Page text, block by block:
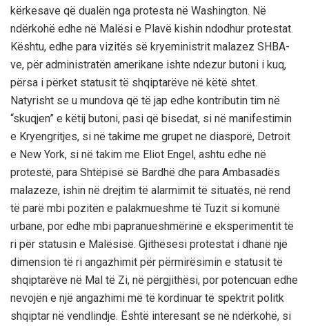
kërkesave që dualën nga protesta në Washington. Në
ndërkohë edhe në Malësi e Plavë kishin ndodhur protestat.
Kështu, edhe para vizitës së kryeministrit malazez SHBA-
ve, për administratën amerikane ishte ndezur butoni i kuq,
përsa i përket statusit të shqiptarëve në këtë shtet.
Natyrisht se u mundova që të jap edhe kontributin tim në
“skuqjen” e këtij butoni, pasi që bisedat, si në manifestimin
e Kryengritjes, si në takime me grupet ne diasporë, Detroit
e New York, si në takim me Eliot Engel, ashtu edhe në
protestë, para Shtëpisë së Bardhë dhe para Ambasadës
malazeze, ishin në drejtim të alarmimit të situatës, në rend
të parë mbi pozitën e palakmueshme të Tuzit si komunë
urbane, por edhe mbi papranueshmërinë e eksperimentit të
ri për statusin e Malësisë. Gjithësesi protestat i dhanë një
dimension të ri angazhimit për përmirësimin e statusit të
shqiptarëve në Mal të Zi, në përgjithësi, por potencuan edhe
nevojën e një angazhimi më të kordinuar të spektrit politk
shqiptar në vendlindje. Është interesant se në ndërkohë, si